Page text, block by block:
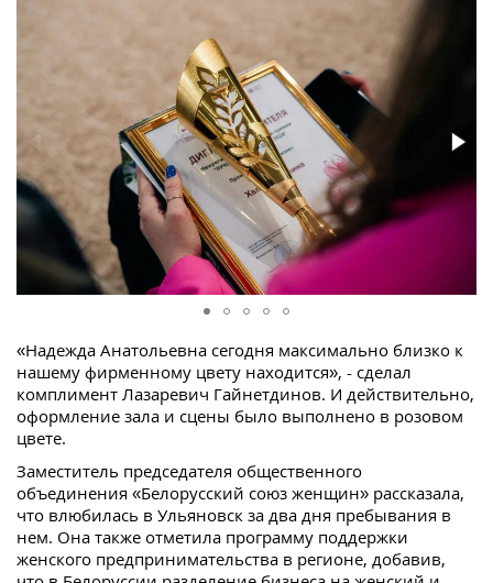
«Надежда Анатольевна сегодня максимально близко к
нашему фирменному цвету находится», - сделал
комплимент Лазаревич Гайнетдинов. И действительно,
оформление зала и сцены было выполнено в розовом
цвете.
Заместитель председателя общественного
объединения «Белорусский союз женщин» рассказала,
что влюбилась в Ульяновск за два дня пребывания в
нем. Она также отметила программу поддержки
женского предпринимательства в регионе, добавив,